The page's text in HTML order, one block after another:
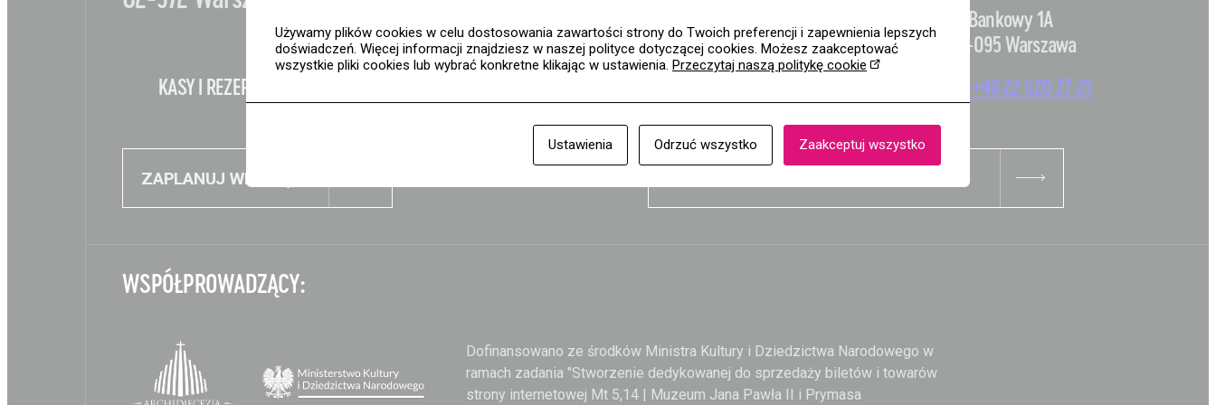
Edukacja
Projekty
Kolekcja im. Jana Pawła
II
KASY I REZERWACJE:
ZAPLANUJ WIZYTĘ
02-972 Warszawa
pl. Bankowy 1A
00-095 Warszawa
+48 22 620 27 25
WSPÓŁPROWADZĄCY:
Dofinansowano ze środków Ministra Kultury i Dziedzictwa Narodowego w
ramach zadania "Stworzenie dedykowanej do sprzedaży biletów i towarów
strony internetowej Mt 5,14 | Muzeum Jana Pawła II i Prymasa
Używamy plików cookies w celu dostosowania zawartości strony do Twoich preferencji i zapewnienia lepszych
doświadczeń. Więcej informacji znajdziesz w naszej polityce dotyczącej cookies. Możesz zaakceptować
wszystkie pliki cookies lub wybrać konkretne klikając w ustawienia. Przeczytaj naszą politykę cookie
Ustawienia Odrzuć wszystko Zaakceptuj wszystko